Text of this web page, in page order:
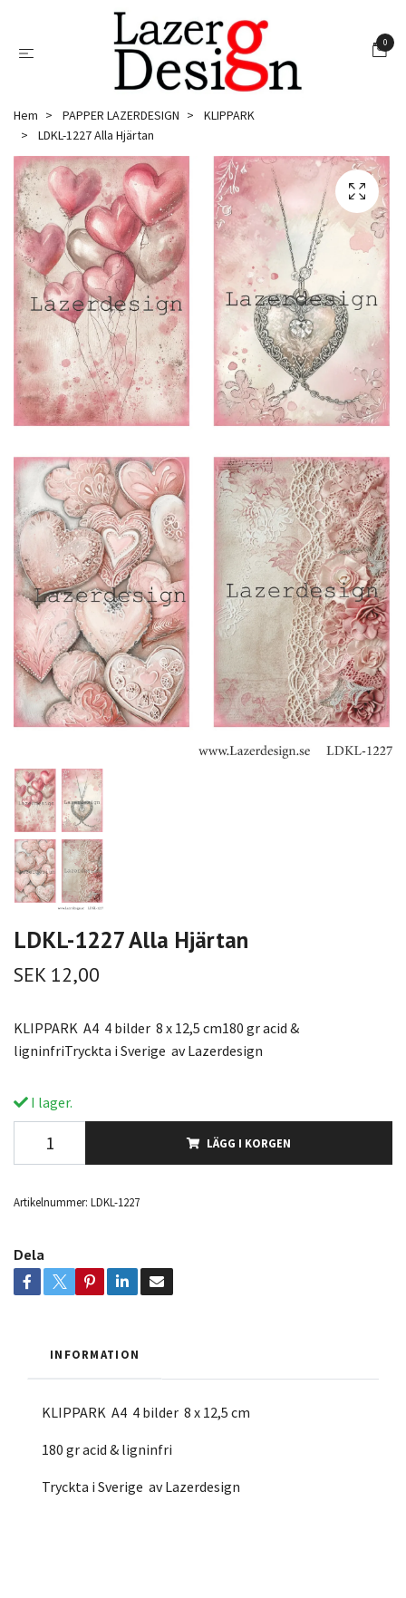
0
Hem PAPPER LAZERDESIGN
KLIPPARK
LDKL-1227 Alla Hjärtan
LDKL-1227 Alla Hjärtan
SEK 12,00
KLIPPARK A4 4 bilder 8 x 12,5 cm180 gr acid &
ligninfriTryckta i Sverige av Lazerdesign
I lager.
LÄGG I KORGEN
Artikelnummer: LDKL-1227
Dela
INFORMATION
KLIPPARK A4 4 bilder 8 x 12,5 cm
180 gr acid & ligninfri
Tryckta i Sverige av Lazerdesign